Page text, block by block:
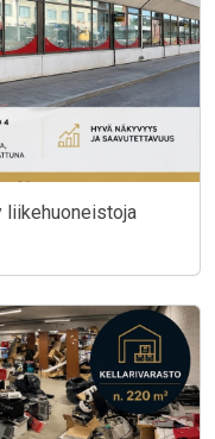
liikehuoneistoja